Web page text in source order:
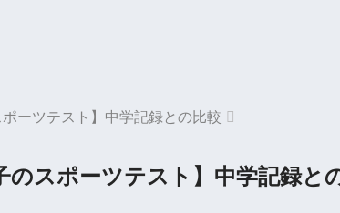
ーツテスト】中学記録との比較
のスポーツテスト】中学記録と